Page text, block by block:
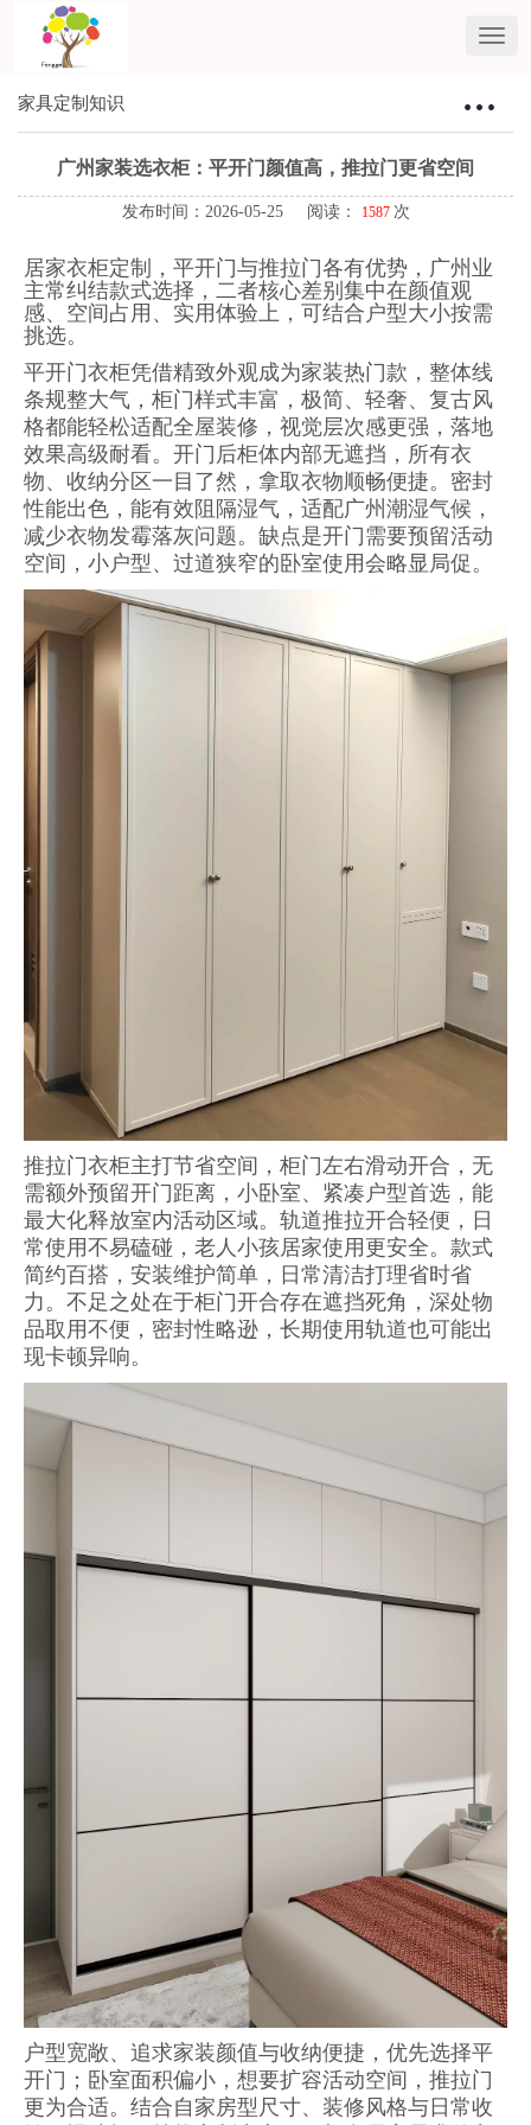
家具定制知识
广州家装选衣柜：平开门颜值高，推拉门更省空间
发布时间：2026-05-25 阅读： 1587 次
居家衣柜定制，平开门与推拉门各有优势，广州业
主常纠结款式选择，二者核心差别集中在颜值观
感、空间占用、实用体验上，可结合户型大小按需
挑选。
平开门衣柜凭借精致外观成为家装热门款，整体线
条规整大气，柜门样式丰富，极简、轻奢、复古风
格都能轻松适配全屋装修，视觉层次感更强，落地
效果高级耐看。开门后柜体内部无遮挡，所有衣
物、收纳分区一目了然，拿取衣物顺畅便捷。密封
性能出色，能有效阻隔湿气，适配广州潮湿气候，
减少衣物发霉落灰问题。缺点是开门需要预留活动
空间，小户型、过道狭窄的卧室使用会略显局促。
推拉门衣柜主打节省空间，柜门左右滑动开合，无
需额外预留开门距离，小卧室、紧凑户型首选，能
最大化释放室内活动区域。轨道推拉开合轻便，日
常使用不易磕碰，老人小孩居家使用更安全。款式
简约百搭，安装维护简单，日常清洁打理省时省
力。不足之处在于柜门开合存在遮挡死角，深处物
品取用不便，密封性略逊，长期使用轨道也可能出
现卡顿异响。
户型宽敞、追求家装颜值与收纳便捷，优先选择平
开门；卧室面积偏小，想要扩容活动空间，推拉门
更为合适。结合自家房型尺寸、装修风格与日常收